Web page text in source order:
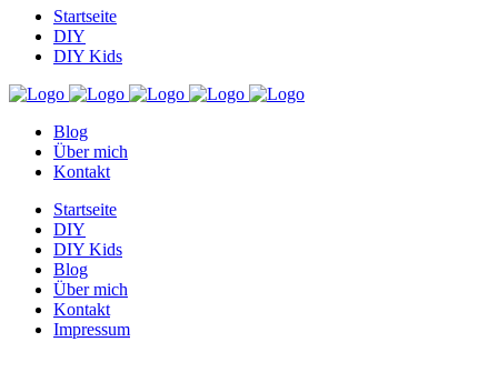
Startseite
DIY
DIY Kids
Blog
Über mich
Kontakt
Startseite
DIY
DIY Kids
Blog
Über mich
Kontakt
Impressum